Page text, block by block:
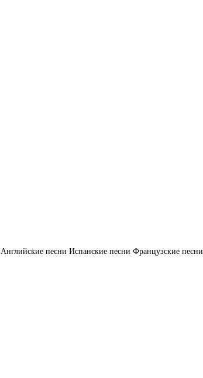
Английские песни Испанские песни Французские песни